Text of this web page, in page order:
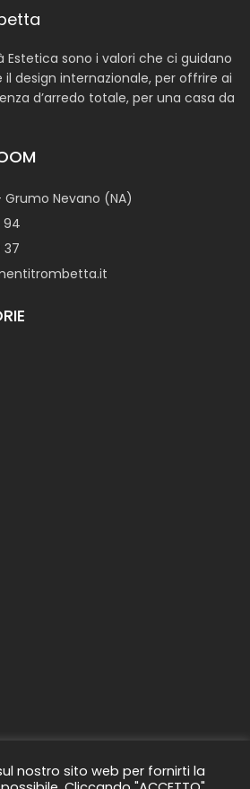
Estetica sono i valori che ci guidano
il design internazionale, per offrire ai
d’arredo totale, per una casa da
Grumo Nevano (NA)
94
37
nostro sito web per fornirti la